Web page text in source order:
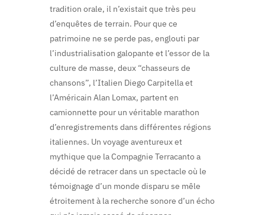
tradition orale, il n’existait que très peu
d’enquêtes de terrain. Pour que ce
patrimoine ne se perde pas, englouti par
l’industrialisation galopante et l’essor de la
culture de masse, deux “chasseurs de
chansons”, l’Italien Diego Carpitella et
l’Américain Alan Lomax, partent en
camionnette pour un véritable marathon
d’enregistrements dans différentes régions
italiennes. Un voyage aventureux et
mythique que la Compagnie Terracanto a
décidé de retracer dans un spectacle où le
témoignage d’un monde disparu se mêle
étroitement à la recherche sonore d’un écho